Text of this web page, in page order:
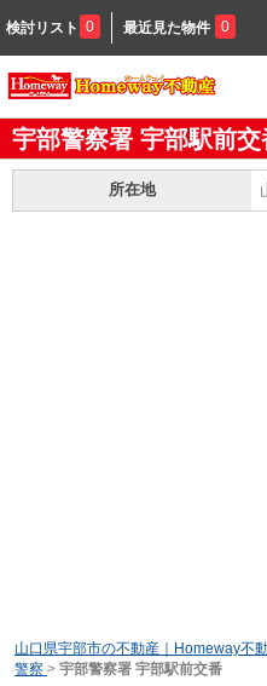
検討リスト 0 最近見た物件 0
宇部警察署 宇部駅前交
所在地
山口県宇部市の不動産｜Homeway不
警察 > 宇部警察署 宇部駅前交番